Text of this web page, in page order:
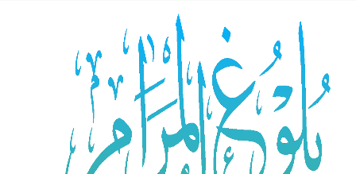
Salaf Wa Ummah Firaq-Makundi
Fiqh-Ibaadah Duaa-Adhkaar
Fataawa Za Ulamaa Kauli Za Salaf